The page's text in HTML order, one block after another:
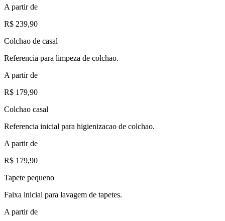
A partir de
R$ 239,90
Colchao de casal
Referencia para limpeza de colchao.
A partir de
R$ 179,90
Colchao casal
Referencia inicial para higienizacao de colchao.
A partir de
R$ 179,90
Tapete pequeno
Faixa inicial para lavagem de tapetes.
A partir de